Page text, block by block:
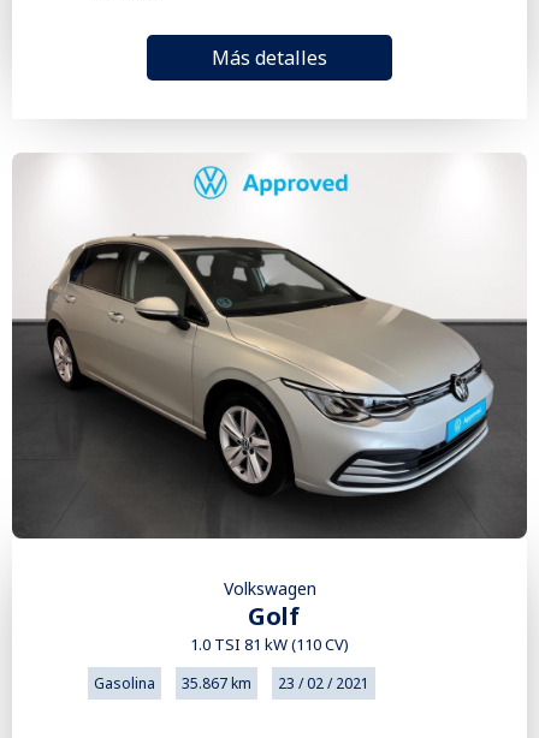
Más detalles
Volkswagen
Golf
1.0 TSI 81 kW (110 CV)
Gasolina 35.867 km 23 / 02 / 2021